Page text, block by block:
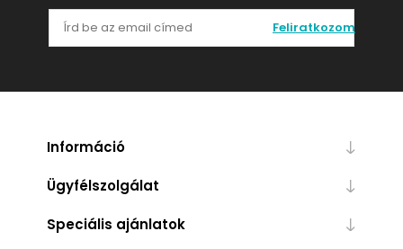
Feliratkozom
Információ
Ügyfélszolgálat
Speciális ajánlatok